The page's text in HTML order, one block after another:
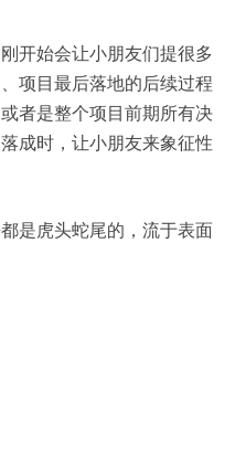
开始会让小朋友们提很多
项目最后落地的后续过程
者是整个项目前期所有决
成时，让小朋友来象征性
是虎头蛇尾的，流于表面